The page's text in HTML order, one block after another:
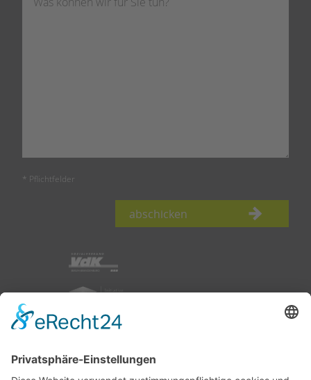
* Pflichtfelder
abschicken